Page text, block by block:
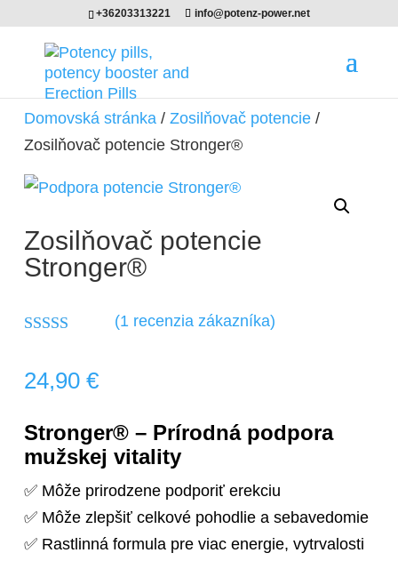
+36203313221 info@potenz-power.net
Domovská stránka / Zosilňovač potencie /
Zosilňovač potencie Stronger®
Zosilňovač potencie
Stronger®
základe
zákazníckyc
(1 recenzia zákazníka)
24,90 €
Stronger® – Prírodná podpora
mužskej vitality
✅ Môže prirodzene podporiť erekciu
✅ Môže zlepšiť celkové pohodlie a sebavedomie
✅ Rastlinná formula pre viac energie, vytrvalosti